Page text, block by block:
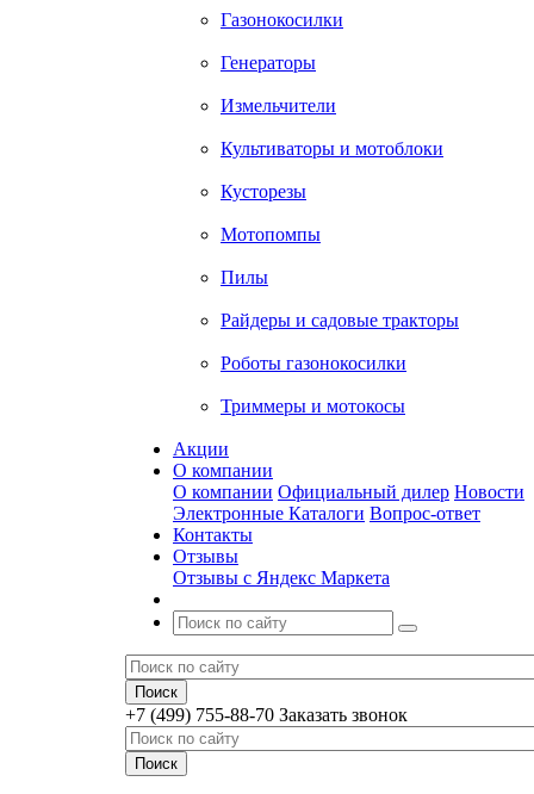
Газонокосилки
Генераторы
Измельчители
Культиваторы и мотоблоки
Кусторезы
Мотопомпы
Пилы
Райдеры и садовые тракторы
Роботы газонокосилки
Триммеры и мотокосы
Акции
О компании
О компании Официальный дилер Новости
Электронные Каталоги Вопрос-ответ
Контакты
Отзывы
Отзывы с Яндекс Маркета
+7 (499) 755-88-70 Заказать звонок